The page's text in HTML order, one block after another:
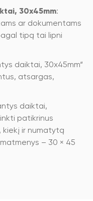
30x45mm:
ar dokumentams
tipą tai lipni
daiktai, 30x45mm“
atsargas,
daiktai,
patikrinus
ir numatytą
– 30 × 45